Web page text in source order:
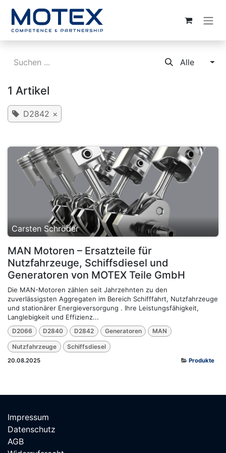
Alle
1 Artikel
D2842 ×
Carsten Schröder
MAN Motoren – Ersatzteile für
Nutzfahrzeuge, Schiffsdiesel und
Generatoren von MOTEX Teile GmbH
Die MAN-Motoren zählen seit Jahrzehnten zu den
zuverlässigsten Aggregaten im Bereich Schifffahrt, Nutzfahrzeuge
und stationärer Energieversorgung . Ihre Leistungsfähigkeit,
Langlebigkeit und Effizienz...
D2066 D2840 D2842 Generatoren MAN
Nutzfahrzeuge Schiffsdiesel
20.08.2025 Produkte
Impressum
Datenschutz
AGB